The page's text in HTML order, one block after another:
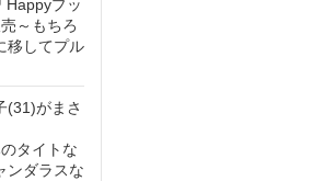
Happyプッ
～もちろ
移してプル
(31)がまさ
タイトな
ンダラスな